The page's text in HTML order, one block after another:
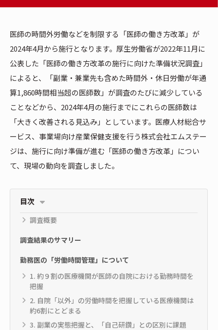
医師の時間外労働などを制限する「医師の働き方改革」が
2024年4月から施行となります。厚生労働省が2022年11月に
公表した「医師の働き方改革の施行に向けた準備状況調査」
によると、「副業・兼業先も含めた時間外・休日労働が年通
算1,860時間相当超の医師数」が調査のたびに減少している
ことなどから、2024年4月の施行までにこれらの医師数は
「大きく改善される見込み」としています。医療人材総合サ
ービス、事業場向け産業保健支援を行う株式会社エムステー
ジは、施行に向け準備が進む「医師の働き方改革」につい
て、現場の動向を調査しました。
目次
調査概要
調査結果のサマリー
勤務医の「労働時間管理」について
1. 約９割の医療機関が医師の自院における勤務時間を
把握
2. 自院「以外」の労働時間を把握している医療機関は
約6割にとどまる
3. 副業の実態把握と、「自己研鑽」との区別に課題